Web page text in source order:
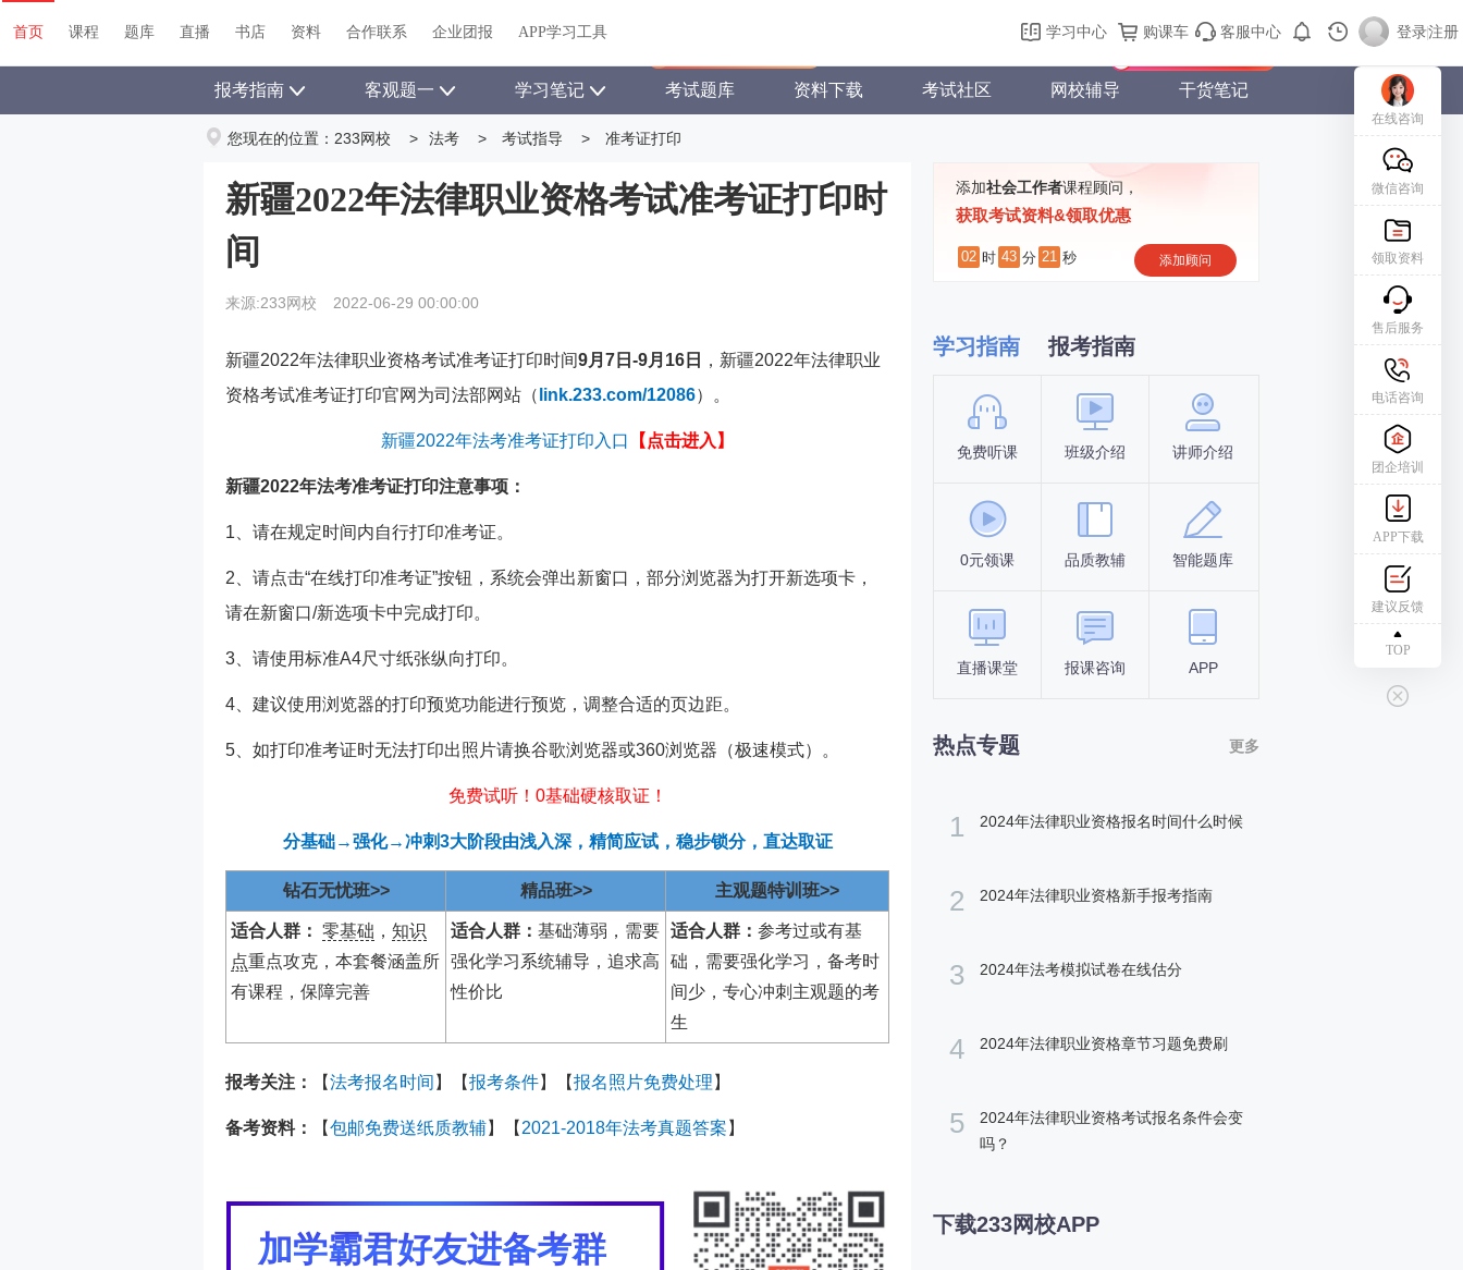
首页 课程 题库 直播 书店 资料 关于我们 帮助中心 购课车 登录/注册
首页 课程 题库 直播 书店 资料 合作联系 企业团报 APP学习工具 学习中心 购课车 客服中心 登录|注册
报考指南 客观题一 学习笔记 考试题库 资料下载 考试社区 网校辅导 干货笔记
您现在的位置： 233网校 > 法考 > 考试指导 > 准考证打印
新疆2022年法律职业资格考试准考证打印时
间
来源:233网校 2022-06-29 00:00:00
新疆2022年法律职业资格考试准考证打印时间9月7日-9月16日 ，新疆2022年法律职业
资格考试准考证打印官网为司法部网站（ link.233.com/12086）。
新疆2022年法考准考证打印入口 【点击进入】
新疆2022年法考准考证打印注意事项：
1、请在规定时间内自行打印准考证。
2、请点击“在线打印准考证”按钮，系统会弹出新窗口，部分浏览器为打开新选项卡，
请在新窗口/新选项卡中完成打印。
3、请使用标准A4尺寸纸张纵向打印。
4、建议使用浏览器的打印预览功能进行预览，调整合适的页边距。
5、如打印准考证时无法打印出照片请换谷歌浏览器或360浏览器（极速模式）。
免费试听！0基础硬核取证！
分基础→强化→冲刺3大阶段由浅入深，精简应试，稳步锁分，直达取证
钻石无忧班>> 精品班>> 主观题特训班>>
适合人群： 零基础 ， 知识
点重点攻克，本套餐涵盖所
有课程，保障完善
适合人群： 基础薄弱，需要
强化学习系统辅导，追求高
性价比
适合人群： 参考过或有基
础，需要强化学习，备考时
间少，专心冲刺主观题的考
生
报考关注： 【法考报名时间 】【报考条件】【报名照片免费处理 】
备考资料： 【包邮免费送纸质教辅】【 2021-2018年法考真题答案 】
加学霸君好友进备考群
添加社会工作者课程顾问，
获取考试资料&领取优惠
02 时 43 分 20 秒 添加顾问
学习指南 报考指南
免费听课 班级介绍 讲师介绍
0元领课 品质教辅 智能题库
直播课堂 报课咨询 APP
报名时间
考试时间
热点专题 更多
1 2024年法律职业资格报名时间什么时候
2 2024年法律职业资格新手报考指南
3 2024年法考模拟试卷在线估分
4 2024年法律职业资格章节习题免费刷
5
2024年法律职业资格考试报名条件会变
吗？
下载233网校APP
在线咨询
微信咨询
领取资料
售后服务
电话咨询
团企培训
APP下载
建议反馈
TOP